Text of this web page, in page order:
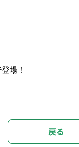
場！
戻る